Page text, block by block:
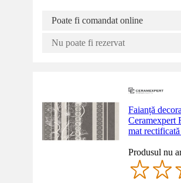
Poate fi comandat online
Nu poate fi rezervat
Faianță
Ceramexpert
mat
Produsul nu